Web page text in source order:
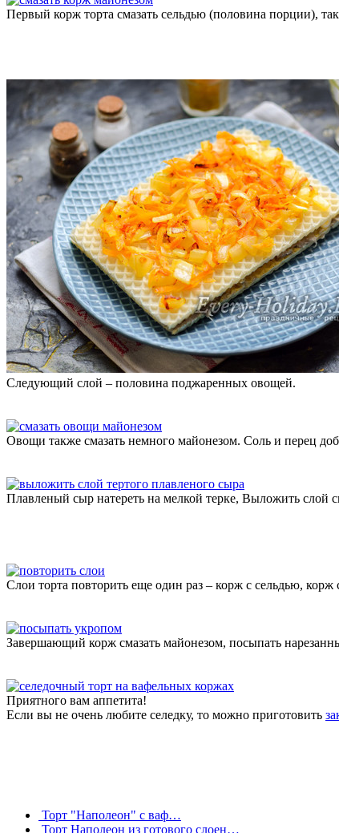
Первый корж торта смазать сельдью (половина порции),
Следующий слой – половина поджаренных овощей.
Овощи также смазать немного майонезом. Соль и перец
Плавленый сыр натереть на мелкой терке, Выложить слой
Слои торта повторить еще один раз – корж с сельдью,
Завершающий корж смазать майонезом, посыпать
Приятного вам аппетита!
Если вы не очень любите селедку, то можно приготовить
Торт "Наполеон" с ваф…
Торт Наполеон из готового слоен…